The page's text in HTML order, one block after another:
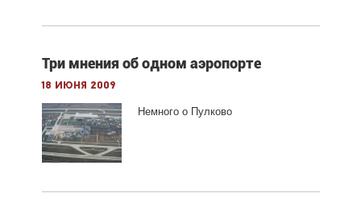
Три мнения об одном аэропорте
18 июня 2009
Немного о Пулково